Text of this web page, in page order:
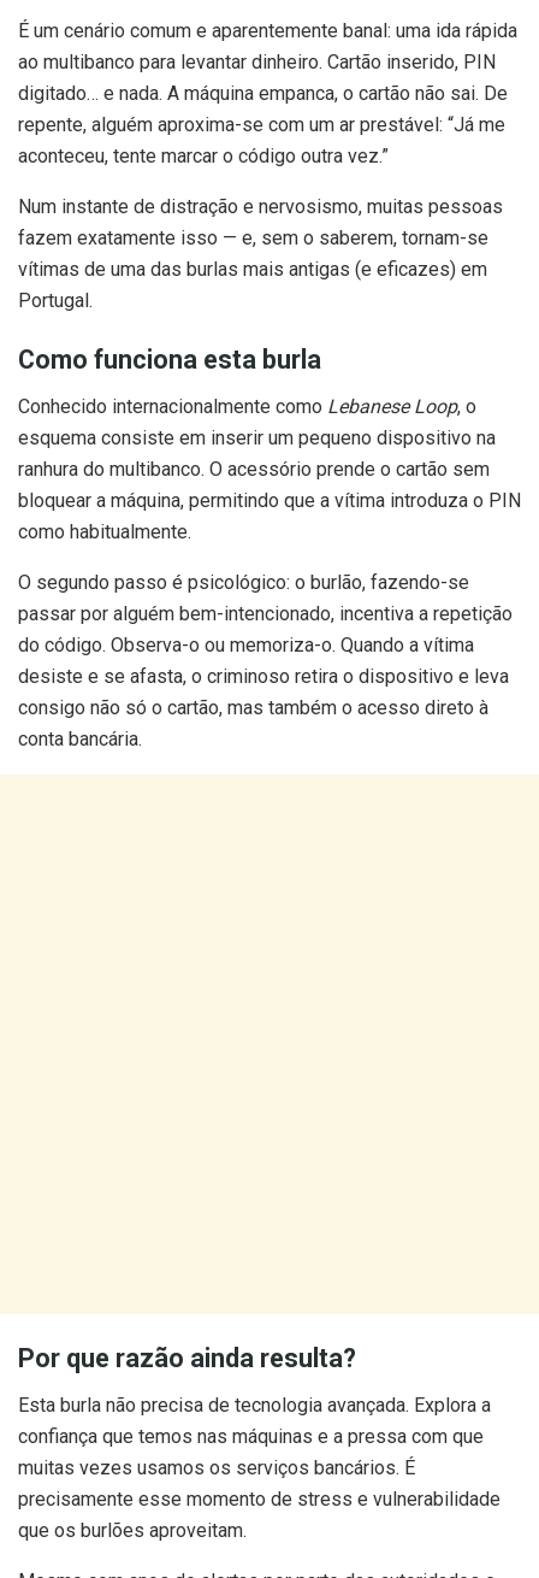
É um cenário comum e aparentemente banal: uma ida rápida
ao multibanco para levantar dinheiro. Cartão inserido, PIN
digitado… e nada. A máquina empanca, o cartão não sai. De
repente, alguém aproxima-se com um ar prestável: “Já me
aconteceu, tente marcar o código outra vez.”
Num instante de distração e nervosismo, muitas pessoas
fazem exatamente isso — e, sem o saberem, tornam-se
vítimas de uma das burlas mais antigas (e eficazes) em
Portugal.
Como funciona esta burla
Conhecido internacionalmente como Lebanese Loop, o
esquema consiste em inserir um pequeno dispositivo na
ranhura do multibanco. O acessório prende o cartão sem
bloquear a máquina, permitindo que a vítima introduza o PIN
como habitualmente.
O segundo passo é psicológico: o burlão, fazendo-se
passar por alguém bem-intencionado, incentiva a repetição
do código. Observa-o ou memoriza-o. Quando a vítima
desiste e se afasta, o criminoso retira o dispositivo e leva
consigo não só o cartão, mas também o acesso direto à
conta bancária.
Por que razão ainda resulta?
Esta burla não precisa de tecnologia avançada. Explora a
confiança que temos nas máquinas e a pressa com que
muitas vezes usamos os serviços bancários. É
precisamente esse momento de stress e vulnerabilidade
que os burlões aproveitam.